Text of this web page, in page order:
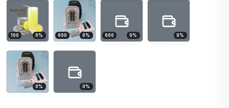
100 0% 600 0% 600 0% 0%
0% 0%